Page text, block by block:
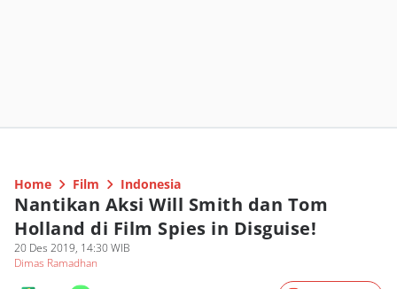
Home Film Indonesia
Nantikan Aksi Will Smith dan Tom
Holland di Film Spies in Disguise!
20 Des 2019, 14:30 WIB
Dimas Ramadhan